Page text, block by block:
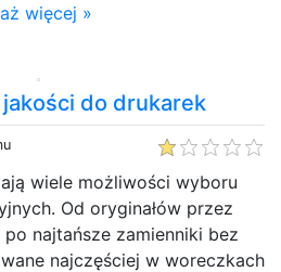
więcej »
do drukarek
wiele możliwości wyboru
Od oryginałów przez
najtańsze zamienniki bez
najczęściej w woreczkach